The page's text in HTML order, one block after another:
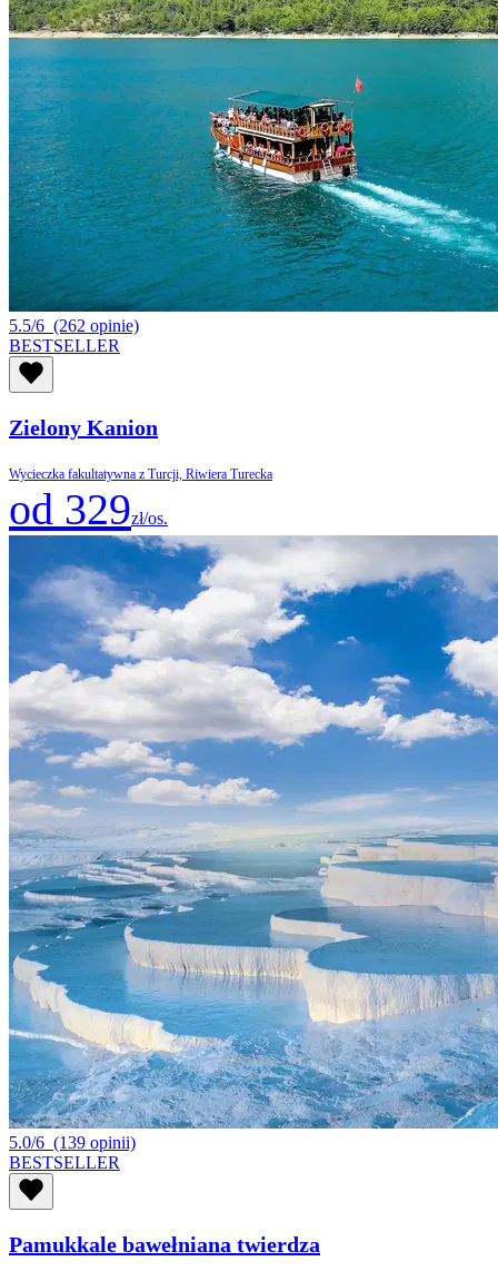
5.5/6 (262 opinie)
BESTSELLER
Zielony Kanion
Wycieczka fakultatywna z Turcji, Riwiera Turecka
od 329zł/os.
5.0/6 (139 opinii)
BESTSELLER
Pamukkale bawełniana twierdza